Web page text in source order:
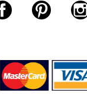
Facebook Pinterest